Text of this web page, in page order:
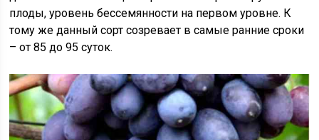
плоды, уровень бессемянности на первом уровне. К
тому же данный сорт созревает в самые ранние сроки
– от 85 до 95 суток.